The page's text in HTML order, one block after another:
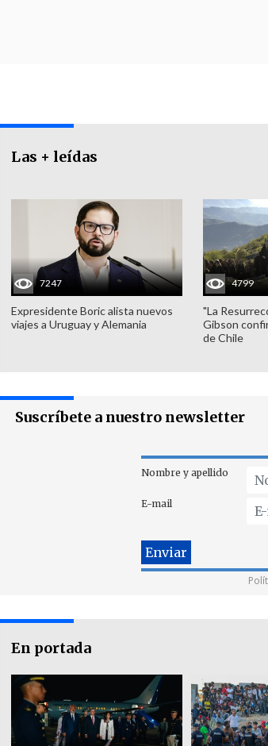
Las + leídas
7247
Expresidente Boric alista nuevos
viajes a Uruguay y Alemania
4799
"La
Gibson
de Chile
Suscríbete a nuestro newsletter
Nombre y apellido
E-mail
En portada